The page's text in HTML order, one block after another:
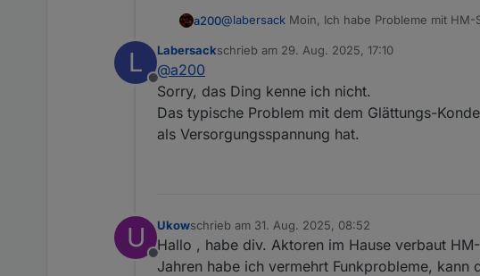
a200@labersack Moin, Ich habe Probleme mit
Vielen Dank.
L
Offline
Labersackschrieb am 29. Aug. 2025, 17:10
zuletzt editiert von
@a200
Sorry, das Ding kenne ich nicht.
Das typische Problem mit dem Glättungs-
als Versorgungsspannung hat.
U
Offline
Ukowschrieb am 31. Aug. 2025, 08:52
zuletzt editiert von
Hallo , habe div. Aktoren im Hause verbaut
Jahren habe ich vermehrt Funkprobleme, kann